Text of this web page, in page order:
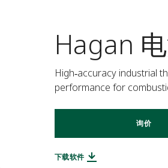
Hagan
High‑accuracy industrial
performance for
询价
下载软件